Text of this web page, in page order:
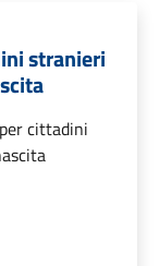
stranieri
cittadini